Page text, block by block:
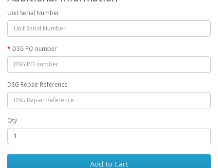
Unit Serial Number
DSG PO number
DSG Repair Reference
Qty
Add to Cart